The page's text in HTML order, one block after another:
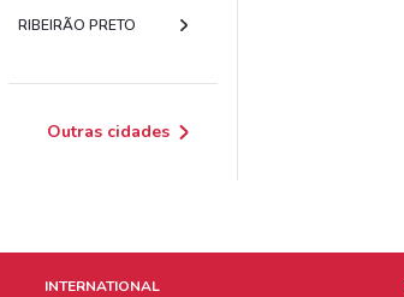
RIBEIRÃO PRETO
Outras cidades
INTERNATIONAL